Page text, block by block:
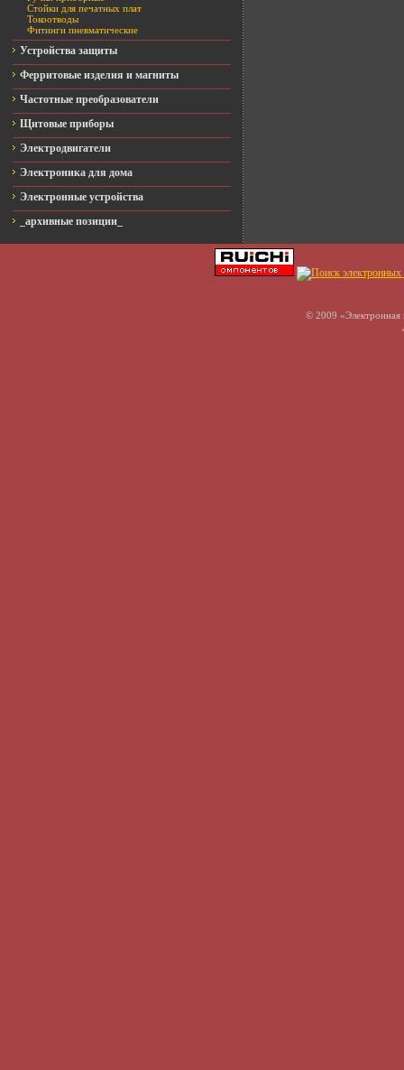
Стойки для печатных плат
Токоотводы
Фитинги пневматические
Устройства защиты
Ферритовые изделия и магниты
Частотные преобразователи
Щитовые приборы
Электродвигатели
Электроника для дома
Электронные устройства
_архивные позиции_
© 2009